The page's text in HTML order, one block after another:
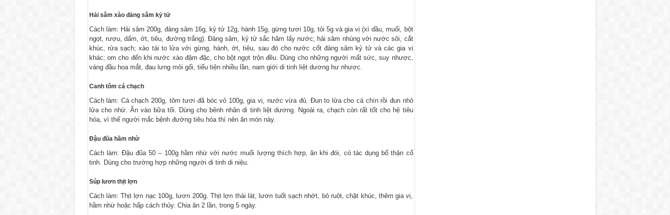
Hải sâm xào đảng sâm kỷ tử
Cách làm: Hải sâm 200g, đảng sâm 16g, kỷ tử 12g, hành 15g, gừng tươi 10g, tỏi 5g và gia vị (xì dầu, muối, bột
ngọt, rượu, dấm, ớt, tiêu, đường trắng). Đảng sâm, kỷ tử sắc hãm lấy nước; hải sâm nhúng với nước sôi, cắt
khúc, rửa sạch; xào tái to lửa với gừng, hành, ớt, tiêu, sau đó cho nước cốt đảng sâm kỷ tử và các gia vị
khác; om cho đến khi nước xào đậm đặc, cho bột ngọt trộn đều. Dùng cho những người mất sức, suy nhược,
váng đầu hoa mắt, đau lưng mỏi gối, tiểu tiện nhiều lần, nam giới di tinh liệt dương hư nhược.
Canh tôm cá chạch
Cách làm: Cá chạch 200g, tôm tươi đã bóc vỏ 100g, gia vị, nước vừa đủ. Đun to lửa cho cá chín rồi đun nhỏ
lửa cho nhừ. Ăn vào bữa tối. Dùng cho bênh nhân di tinh liệt dương. Ngoài ra, chạch còn rất tốt cho hệ tiêu
hóa, vì thế người mắc bệnh đường tiêu hóa thì nên ăn món này.
Đậu đũa hầm nhừ
Cách làm: Đậu đũa 50 – 100g hầm nhừ với nước muối lượng thích hợp, ăn khi đói, có tác dụng bổ thận cố
tinh. Dùng cho trường hợp những người di tinh di niệu.
Súp lươn thịt lợn
Cách làm: Thịt lợn nạc 100g, lươn 200g. Thịt lợn thái lát, lươn tuốt sạch nhớt, bỏ ruột, chặt khúc, thêm gia vị,
hầm nhừ hoặc hấp cách thủy. Chia ăn 2 lần, trong 5 ngày.